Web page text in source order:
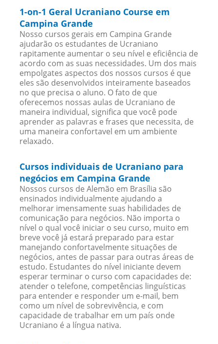
1-on-1 Geral Ucraniano Course em
Campina Grande
Nosso cursos gerais em Campina Grande
ajudarão os estudantes de Ucraniano
rapitamente aumentar o seu nível e eficiência de
acordo com as suas necessidades. Um dos mais
empolgates aspectos dos nossos cursos é que
eles são desenvolvidos inteiramente baseados
no que precisa o aluno. O fato de que
oferecemos nossas aulas de Ucraniano de
maneira individual, significa que você pode
aprender as palavras e frases que necessita, de
uma maneira confortavel em um ambiente
relaxado.
Cursos individuais de Ucraniano para
negócios em Campina Grande
Nossos cursos de Alemão em Brasília são
ensinados individualmente ajudando a
melhorar imensamente suas habilidades de
comunicação para negócios. Não importa o
nível o qual você iniciar o seu curso, muito em
breve você já estará preparado para estar
manejando confortavelmente situações de
negócios, antes de passar para outras áreas de
estudo. Estudantes do nível iniciante devem
esperar terminar o curso com capacidades de:
atender o telefone, competências linguísticas
para entender e responder um e-mail, bem
como um nível de sobrevivência, e com
capacidade de trabalhar em um país onde
Ucraniano é a língua nativa.